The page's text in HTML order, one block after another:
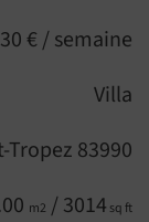
€ / semaine
Villa
Tropez 83990
m2 / 3014 sq ft